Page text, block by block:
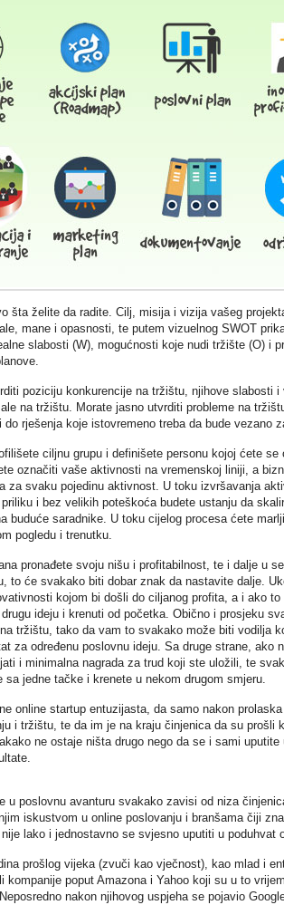
šta želite da radite. Cilj, misija i vizija vašeg
mane i opasnosti, te putem vizuelnog SWOT
slabosti (W), mogućnosti koje nudi tržište (O) i
poziciju konkurencije na tržištu, njihove slabosti
na tržištu. Morate jasno utvrditi probleme na
rješenja koje istovremeno treba da bude vezano
ciljnu grupu i definišete personu kojoj ćete
označiti vaše aktivnosti na vremenskoj liniji, a
za svaku pojedinu aktivnost. U toku izvršavanja
i bez velikih poteškoća budete ustanju da
buduće saradnike. U toku cijelog procesa ćete
pogledu i trenutku.
pronađete svoju nišu i profitabilnost, te i dalje u
to će svakako biti dobar znak da nastavite dalje.
kojom bi došli do ciljanog profita, a i ako
ideju i krenuti od početka. Obično i prosjeku
tržištu, tako da vam to svakako može biti vodilja
za određenu poslovnu ideju. Sa druge strane, ako
i minimalna nagrada za trud koji ste uložili, te
sa jedne tačke i krenete u nekom drugom smjeru.
online startup entuzijasta, da samo nakon
i tržištu, te da im je na kraju činjenica da su prošli
ne ostaje ništa drugo nego da se i sami
u poslovnu avanturu svakako zavisi od niza
iskustvom u online poslovanju i branšama čiji
lako i jednostavno se svjesno uputiti u poduhvat
prošlog vijeka (zvuči kao vječnost), kao mlad i
kompanije poput Amazona i Yahoo koji su u to
nakon njihovog uspjeha se pojavio